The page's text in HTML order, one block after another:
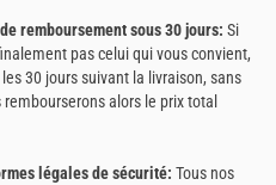
remboursement sous 30 jours: Si
pas celui qui vous convient,
30 jours suivant la livraison, sans
alors le prix total
légales de sécurité: Tous nos